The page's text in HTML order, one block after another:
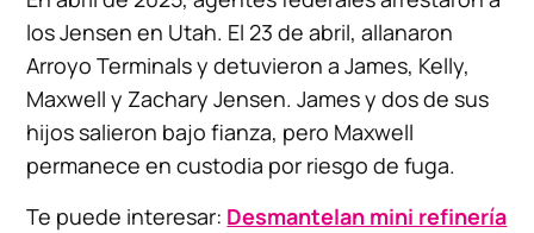
los Jensen en Utah. El 23 de abril, allanaron
Arroyo Terminals y detuvieron a James, Kelly,
Maxwell y Zachary Jensen. James y dos de sus
hijos salieron bajo fianza, pero Maxwell
permanece en custodia por riesgo de fuga.
Te puede interesar: Desmantelan mini refinería